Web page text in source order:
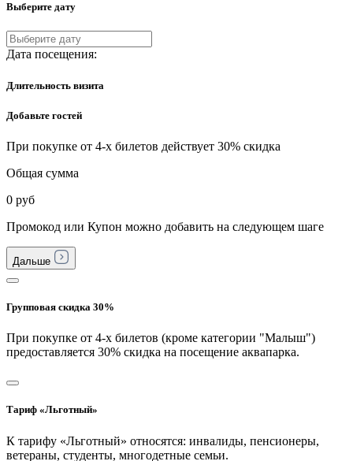
Выберите дату
Дата посещения:
Длительность визита
Добавьте гостей
При покупке от 4-х билетов действует 30% скидка
Общая сумма
0 руб
Промокод или Купон можно добавить на следующем шаге
Дальше
Групповая скидка 30%
При покупке от 4-х билетов (кроме категории "Малыш")
предоставляется 30% скидка на посещение аквапарка.
Тариф «Льготный»
К тарифу «Льготный» относятся: инвалиды, пенсионеры,
ветераны, студенты, многодетные семьи.